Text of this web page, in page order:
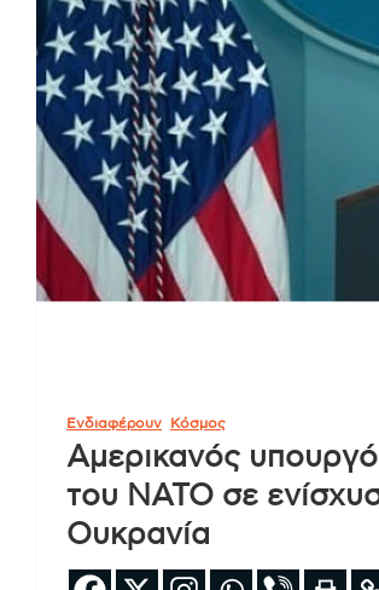
Ενδιαφέρουν Κόσμος
Αμερικανός
του ΝΑΤΟ σε
Ουκρανία